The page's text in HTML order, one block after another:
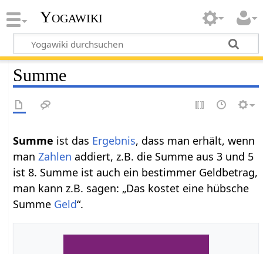
Yogawiki
Summe
ist das Ergebnis, dass man erhält, wenn
manZahlen addiert, z.B. die Summe aus 3 und 5
ist 8. Summe ist auch ein bestimmer Geldbetrag,
man kann z.B. sagen: „Das kostet eine hübsche
Summe Geld“.